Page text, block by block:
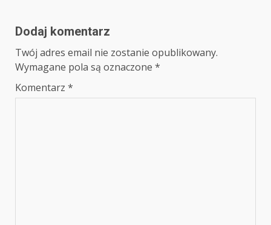
Dodaj komentarz
Twój adres email nie zostanie opublikowany.
Wymagane pola są oznaczone *
Komentarz *